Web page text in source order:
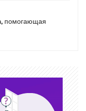
помогающая